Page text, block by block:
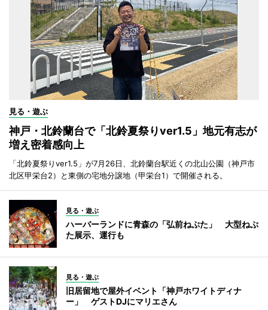
見る・遊ぶ
神戸・北鈴蘭台で「北鈴夏祭りver1.5」地元有志が
増え密着感向上
「北鈴夏祭りver1.5」が7月26日、北鈴蘭台駅近くの北山公園（神戸市
北区甲栄台2）と東側の宅地分譲地（甲栄台1）で開催される。
見る・遊ぶ
ハーバーランドに青森の「弘前ねぷた」 大型ねぷ
た展示、運行も
見る・遊ぶ
旧居留地で屋外イベント「神戸ホワイトディナ
ー」 ゲストDJにマリエさん